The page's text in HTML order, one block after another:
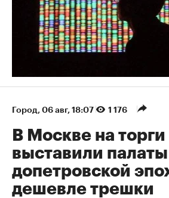
Город 06 авг, 18:07 1 176
В Москве на торги
выставили палаты
допетровской
дешевле трешки